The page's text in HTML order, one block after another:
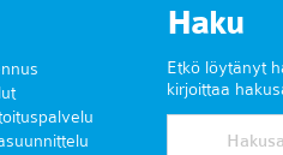
Haku
Etkö löytänyt
kirjoittaa